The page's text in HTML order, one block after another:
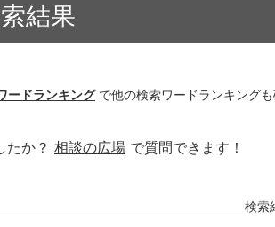
結果
ードランキングで他の検索ワードランキングも
たか？ 相談の広場 で質問できます！
検索